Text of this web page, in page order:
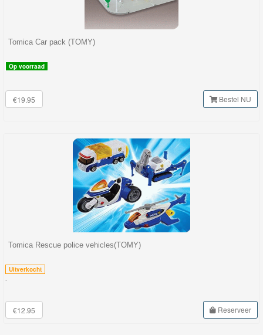
Tomica Car pack (TOMY)
Op voorraad
€19.95 Bestel NU
Tomica Rescue police vehicles(TOMY)
Uitverkocht
-
€12.95 Reserveer